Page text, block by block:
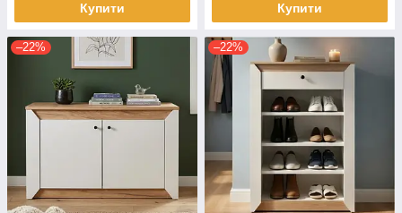
Купити Купити
–22% –22%